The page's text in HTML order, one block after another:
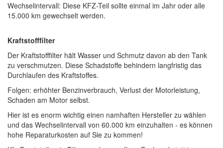
Wechselintervall: Diese KFZ-Teil sollte einmal im Jahr oder alle
15.000 km gewechselt werden.
Kraftstofffilter
Der Kraftstofffilter hält Wasser und Schmutz davon ab den Tank
zu verschmutzen. Diese Schadstoffe behindern langfristig das
Durchlaufen des Kraftstoffes.
Folgen: erhöhter Benzinverbrauch, Verlust der Motorleistung,
Schaden am Motor selbst.
Hier ist es enorm wichtig einen namhaften Hersteller zu wählen
und das Wechselintervall von 60.000 km einzuhalten - es können
hohe Reparaturkosten auf Sie zu kommen!